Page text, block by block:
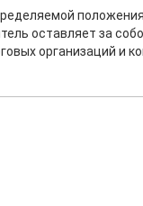
оставляет за
организаций и